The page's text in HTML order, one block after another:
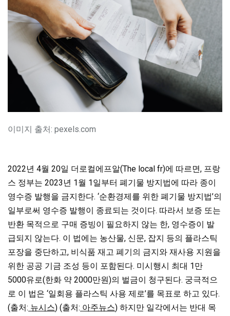
이미지 출처: pexels.com
2022년 4월 20일 더로컬에프알(The local fr)에 따르면, 프랑
스 정부는 2023년 1월 1일부터 폐기물 방지법에 따라 종이
영수증 발행을 금지한다. ‘순환경제를 위한 폐기물 방지법’의
일부로써 영수증 발행이 종료되는 것이다. 따라서 보증 또는
반환 목적으로 구매 증빙이 필요하지 않는 한, 영수증이 발
급되지 않는다. 이 법에는 농산물, 신문, 잡지 등의 플라스틱
포장을 중단하고, 비식품 재고 폐기의 금지와 재사용 지원을
위한 공공 기금 조성 등이 포함된다. 미시행시 최대 1만
5000유로(한화 약 2000만원)의 벌금이 청구된다. 궁극적으
로 이 법은 ‘일회용 플라스틱 사용 제로’를 목표로 하고 있다.
(출처: 뉴시스) (출처: 아주뉴스) 하지만 일각에서는 반대 목